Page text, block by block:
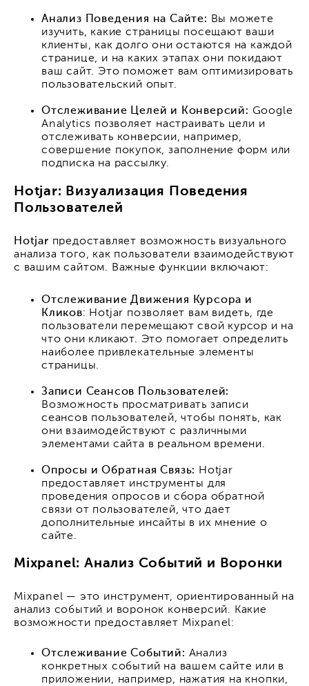
Анализ Поведения на Сайте: Вы можете
изучить, какие страницы посещают ваши
клиенты, как долго они остаются на каждой
странице, и на каких этапах они покидают
ваш сайт. Это поможет вам оптимизировать
пользовательский опыт.
Отслеживание Целей и Конверсий: Google
Analytics позволяет настраивать цели и
отслеживать конверсии, например,
совершение покупок, заполнение форм или
подписка на рассылку.
Hotjar: Визуализация Поведения
Пользователей
Hotjar предоставляет возможность визуального
анализа того, как пользователи взаимодействуют
с вашим сайтом. Важные функции включают:
Отслеживание Движения Курсора и
Кликов: Hotjar позволяет вам видеть, где
пользователи перемещают свой курсор и на
что они кликают. Это помогает определить
наиболее привлекательные элементы
страницы.
Записи Сеансов Пользователей:
Возможность просматривать записи
сеансов пользователей, чтобы понять, как
они взаимодействуют с различными
элементами сайта в реальном времени.
Опросы и Обратная Связь: Hotjar
предоставляет инструменты для
проведения опросов и сбора обратной
связи от пользователей, что дает
дополнительные инсайты в их мнение о
сайте.
Mixpanel: Анализ Событий и Воронки
Mixpanel — это инструмент, ориентированный на
анализ событий и воронок конверсий. Какие
возможности предоставляет Mixpanel:
Отслеживание Событий: Анализ
конкретных событий на вашем сайте или в
приложении, например, нажатия на кнопки,